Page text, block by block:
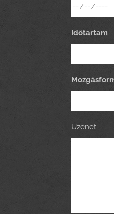
Időtartam
Üzenet